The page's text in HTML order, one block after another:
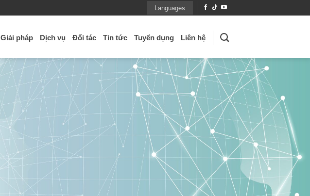
Languages
Giải pháp Dịch vụ Đối tác Tin tức Tuyển dụng Liên hệ